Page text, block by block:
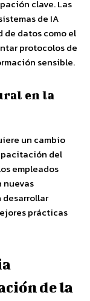
clave. Las
de IA
datos como el
protocolos de
sensible.
en la
un cambio
del
empleados
nuevas
desarrollar
prácticas
de la